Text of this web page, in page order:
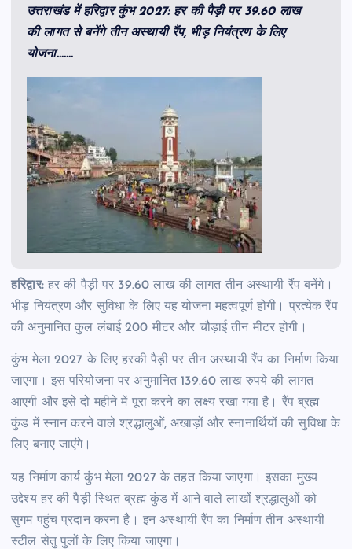
उत्तराखंड में हरिद्वार कुंभ 2027: हर की पैड़ी पर 39.60 लाख
की लागत से बनेंगे तीन अस्थायी रैंप, भीड़ नियंत्रण के लिए
योजना…….
हरिद्वार:हर की पैड़ी पर 39.60 लाख की लागत तीन अस्थायी रैंप बनेंगे।
भीड़ नियंत्रण और सुविधा के लिए यह योजना महत्वपूर्ण होगी। प्रत्येक रैंप
की अनुमानित कुल लंबाई 200 मीटर और चौड़ाई तीन मीटर होगी।
कुंभ मेला 2027 के लिए हरकी पैड़ी पर तीन अस्थायी रैंप का निर्माण किया
जाएगा। इस परियोजना पर अनुमानित 139.60 लाख रुपये की लागत
आएगी और इसे दो महीने में पूरा करने का लक्ष्य रखा गया है। रैंप ब्रह्म
कुंड में स्नान करने वाले श्रद्धालुओं, अखाड़ों और स्नानार्थियों की सुविधा के
लिए बनाए जाएंगे।
यह निर्माण कार्य कुंभ मेला 2027 के तहत किया जाएगा। इसका मुख्य
उद्देश्य हर की पैड़ी स्थित ब्रह्म कुंड में आने वाले लाखों श्रद्धालुओं को
सुगम पहुंच प्रदान करना है। इन अस्थायी रैंप का निर्माण तीन अस्थायी
स्टील सेतु पुलों के लिए किया जाएगा।